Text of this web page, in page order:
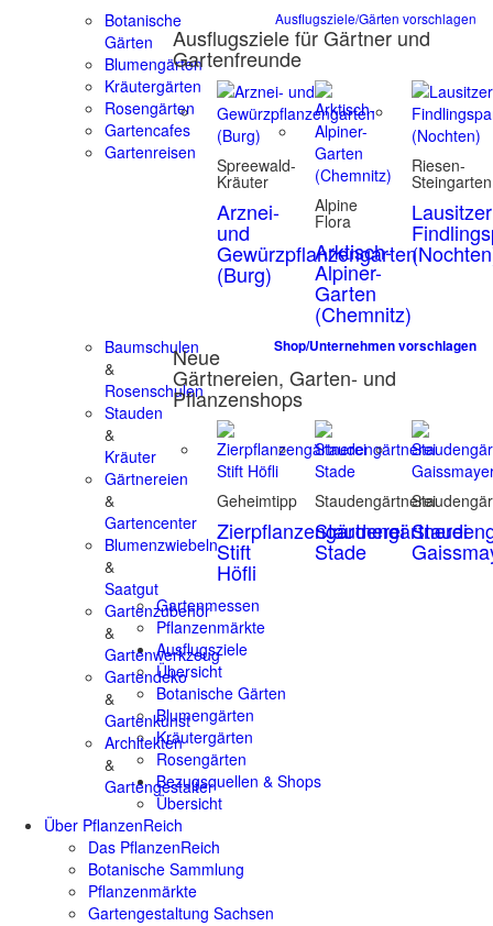
Botanische
Gärten
Blumengärten
Kräutergärten
Rosengärten
Gartencafes
Gartenreisen
Ausflugsziele/Gärten vorschlagen
Ausflugsziele für Gärtner und
Gartenfreunde
Spreewald-
Kräuter
Arznei-
und
Gewürzpflanzengarten
(Burg)
Alpine
Flora
Arktisch-
Alpiner-
Garten
(Chemnitz)
Riesen-
Steingarten
Lausitzer
Baumschulen
&
Rosenschulen
Stauden
&
Kräuter
Gärtnereien
&
Gartencenter
Blumenzwiebeln
&
Saatgut
Gartenzubehör
&
Gartenwerkzeug
Gartendeko
&
Gartenkunst
Architekten
&
Gartengestalter
Shop/Unternehmen vorschlagen
Neue
Gärtnereien, Garten- und
Pflanzenshops
Geheimtipp
Zierpflanzengärtnerei
Stift
Höfli
Staudengärtnerei
Staudengärtnerei
Stade
Gartenmessen
Pflanzenmärkte
Ausflugsziele
Übersicht
Botanische Gärten
Blumengärten
Kräutergärten
Rosengärten
Bezugsquellen & Shops
Übersicht
Über PflanzenReich
Das PflanzenReich
Botanische Sammlung
Pflanzenmärkte
Gartengestaltung Sachsen